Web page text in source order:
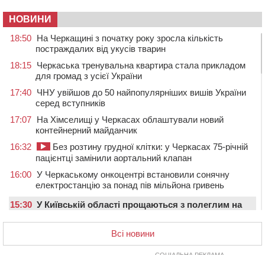
НОВИНИ
18:50 На Черкащині з початку року зросла кількість
постраждалих від укусів тварин
18:15 Черкаська тренувальна квартира стала прикладом
для громад з усієї України
17:40 ЧНУ увійшов до 50 найпопулярніших вишів України
серед вступників
17:07 На Хімселищі у Черкасах облаштували новий
контейнерний майданчик
16:32
Без розтину грудної клітки: у Черкасах 75-річній
пацієнтці замінили аортальний клапан
16:00 У Черкаському онкоцентрі встановили сонячну
електростанцію за понад пів мільйона гривень
15:30 У Київській області прощаються з полеглим на
У Черкасах містяни через нову скляну зупинку і
вирізані дерева потерпають від спеки: Бондаренко
Всі новини